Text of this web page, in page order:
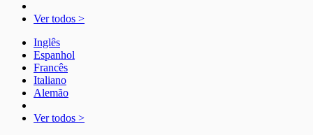
Ver todos >
Inglês
Espanhol
Francês
Italiano
Alemão
Ver todos >